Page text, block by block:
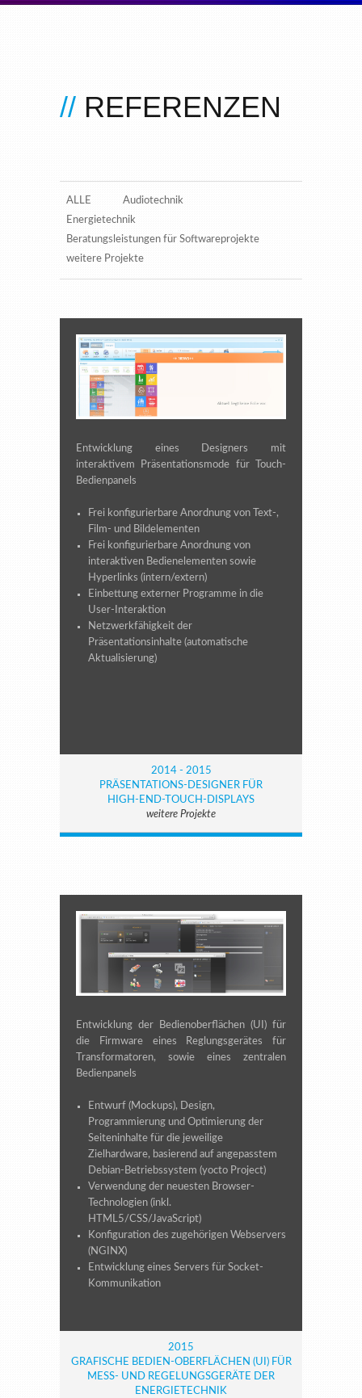
REFERENZEN
ALLE
Audiotechnik
Energietechnik
Beratungsleistungen für Softwareprojekte
weitere Projekte
Entwicklung eines Designers mit
interaktivem Präsentationsmode für Touch-
Bedienpanels
Frei konfigurierbare Anordnung von Text-,
Film- und Bildelementen
Frei konfigurierbare Anordnung von
interaktiven Bedienelementen sowie
Hyperlinks (intern/extern)
Einbettung externer Programme in die
User-Interaktion
Netzwerkfähigkeit der
Präsentationsinhalte (automatische
Aktualisierung)
2014 - 2015
PRÄSENTATIONS-DESIGNER FÜR
HIGH-END-TOUCH-DISPLAYS
weitere Projekte
Entwicklung der Bedienoberflächen (UI) für
die Firmware eines Reglungsgerätes für
Transformatoren, sowie eines zentralen
Bedienpanels
Entwurf (Mockups), Design,
Programmierung und Optimierung der
Seiteninhalte für die jeweilige
Zielhardware, basierend auf angepasstem
Debian-Betriebssystem (yocto Project)
Verwendung der neuesten Browser-
Technologien (inkl.
HTML5/CSS/JavaScript)
Konfiguration des zugehörigen Webservers
(NGINX)
Entwicklung eines Servers für Socket-
Kommunikation
2015
GRAFISCHE BEDIEN-OBERFLÄCHEN (UI) FÜR
MESS- UND REGELUNGSGERÄTE DER
ENERGIETECHNIK